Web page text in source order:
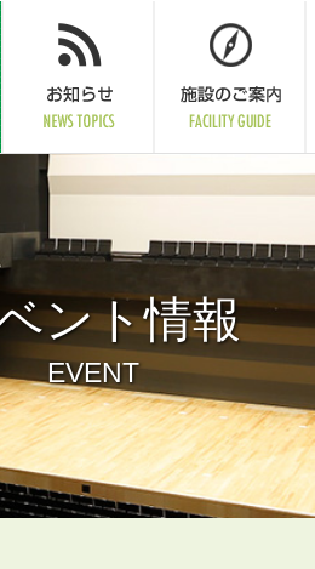
ント情報
EVENT